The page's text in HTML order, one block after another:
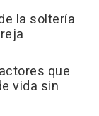
la soltería
que
vida sin